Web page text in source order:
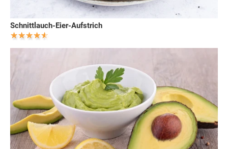
Schnittlauch-Eier-Aufstrich